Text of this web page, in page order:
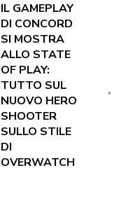
IL GAMEPLAY
DI CONCORD
SI MOSTRA
ALLO STATE
OF PLAY:
TUTTO SUL
NUOVO HERO
SHOOTER
SULLO STILE
DI
OVERWATCH